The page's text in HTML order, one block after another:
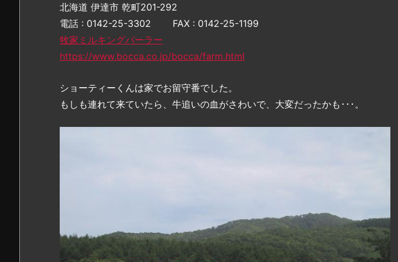
北海道 伊達市 乾町201-292
電話 : 0142-25-3302 FAX : 0142-25-1199
牧家ミルキングパーラー
https://www.bocca.co.jp/bocca/farm.html
ショーティーくんは家でお留守番でした。
もしも連れて来ていたら、牛追いの血がさわいで、大変だったかも･･･。